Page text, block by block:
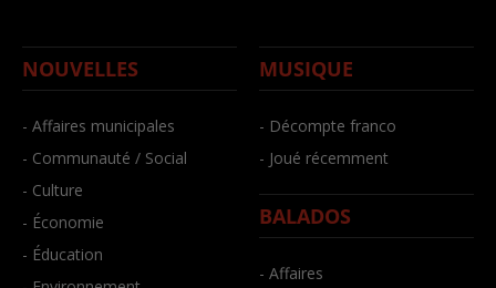
NOUVELLES
- Affaires municipales
- Communauté / Social
- Culture
- Économie
- Éducation
MUSIQUE
- Décompte franco
- Joué récemment
BALADOS
- Affaires